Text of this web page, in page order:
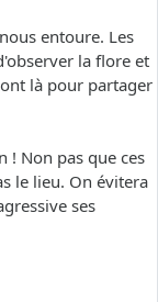
entoure. Les
la flore et
là pour partager
! Non pas que ces
le lieu. On évitera
ses